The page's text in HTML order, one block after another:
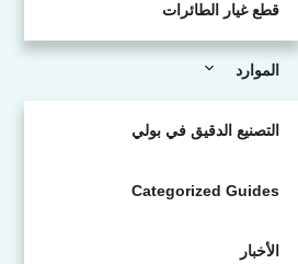
قطع غيار الطائرات
الموارد
التصنيع الدقيق في بولي
Categorized Guides
الأخبار